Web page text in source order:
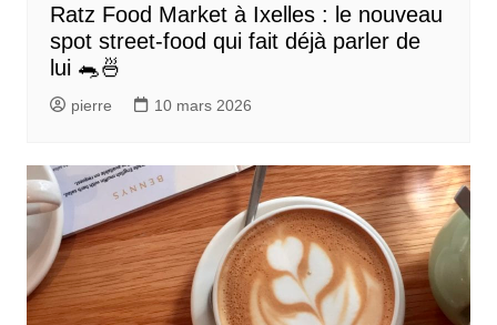
Ratz Food Market à Ixelles : le nouveau
spot street-food qui fait déjà parler de
lui 🐀🍜
pierre 10 mars 2026